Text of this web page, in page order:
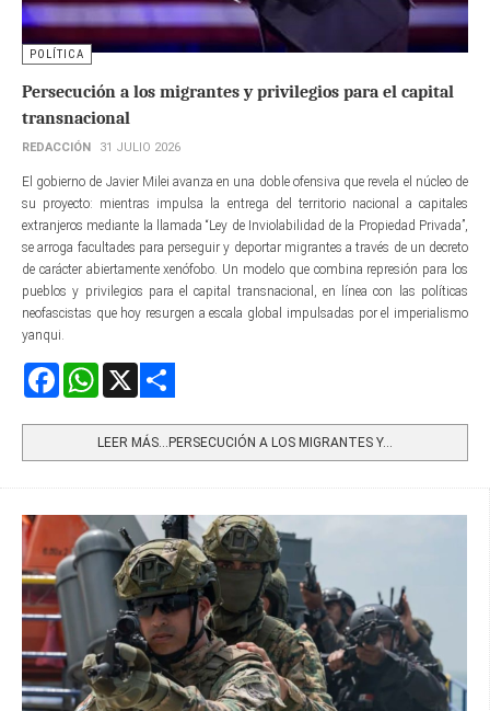
POLÍTICA
Persecución a los migrantes y privilegios para el capital
transnacional
REDACCIÓN 31 JULIO 2026
El gobierno de Javier Milei avanza en una doble ofensiva que revela el núcleo de
su proyecto: mientras impulsa la entrega del territorio nacional a capitales
extranjeros mediante la llamada “Ley de Inviolabilidad de la Propiedad Privada”,
se arroga facultades para perseguir y deportar migrantes a través de un decreto
de carácter abiertamente xenófobo. Un modelo que combina represión para los
pueblos y privilegios para el capital transnacional, en línea con las políticas
neofascistas que hoy resurgen a escala global impulsadas por el imperialismo
yanqui.
FacebookWhatsApp
LEER MÁS…PERSECUCIÓN A LOS MIGRANTES Y...